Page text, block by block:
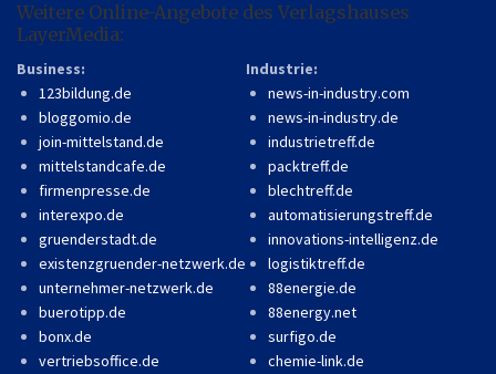
Weitere Online-Angebote des Verlagshauses
LayerMedia:
Business:
123bildung.de
bloggomio.de
join-mittelstand.de
mittelstandcafe.de
firmenpresse.de
interexpo.de
gruenderstadt.de
existenzgruender-netzwerk.de
unternehmer-netzwerk.de
buerotipp.de
bonx.de
vertriebsoffice.de
Industrie:
news-in-industry.com
news-in-industry.de
industrietreff.de
packtreff.de
blechtreff.de
automatisierungstreff.de
innovations-intelligenz.de
logistiktreff.de
88energie.de
88energy.net
surfigo.de
chemie-link.de